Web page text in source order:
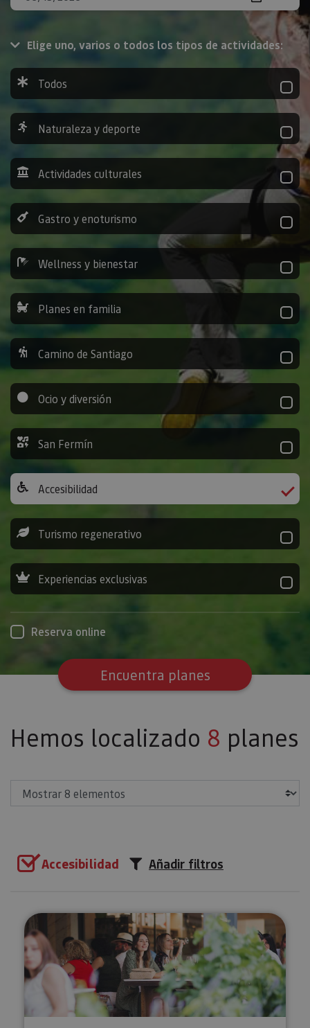
Elige uno, varios o todos los tipos de actividades:
Todos
Naturaleza y deporte
Actividades culturales
Gastro y enoturismo
Wellness y bienestar
Planes en familia
Camino de Santiago
Ocio y diversión
San Fermín
Accesibilidad
Turismo regenerativo
Experiencias exclusivas
Reserva online
Encuentra planes
Hemos localizado 8 planes
Accesibilidad Añadir filtros
Visita a Bodegas Ochoa: